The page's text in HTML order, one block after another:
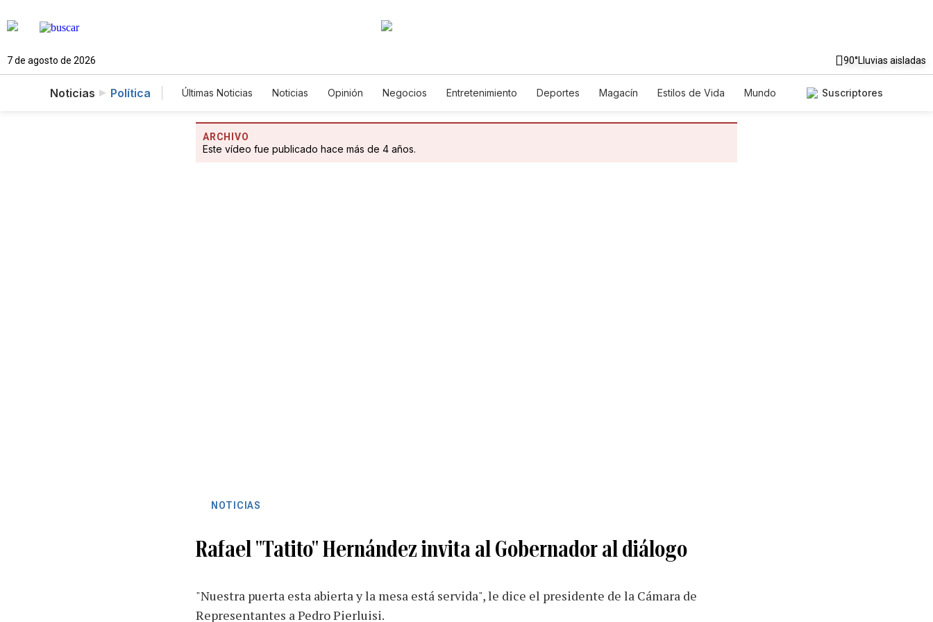
7 de agosto de 2026 90°Lluvias aisladas
Noticias Política Últimas Noticias Noticias Opinión Negocios Entretenimiento Deportes Magacín Estilos de Vida
Mundo
Suscriptores
ARCHIVO
Este vídeo fue publicado hace más de 4 años.
NOTICIAS
Rafael "Tatito" Hernández invita al Gobernador al diálogo
"Nuestra puerta esta abierta y la mesa está servida", le dice el presidente de la Cámara de
Representantes a Pedro Pierluisi.